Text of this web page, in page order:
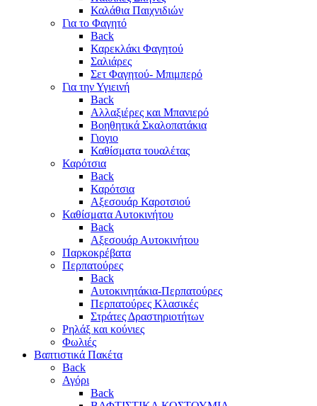
Καλάθια Παιχνιδιών
Για το Φαγητό
Back
Καρεκλάκι Φαγητού
Σαλιάρες
Σετ Φαγητού- Μπιμπερό
Για την Υγιεινή
Back
Αλλαξιέρες και Μπανιερό
Βοηθητικά Σκαλοπατάκια
Γιογιο
Καθίσματα τουαλέτας
Καρότσια
Back
Καρότσια
Αξεσουάρ Καροτσιού
Καθίσματα Αυτοκινήτου
Back
Αξεσουάρ Αυτοκινήτου
Παρκοκρέβατα
Περπατούρες
Back
Αυτοκινητάκια-Περπατούρες
Περπατούρες Κλασικές
Στράτες Δραστηριοτήτων
Ρηλάξ και κούνιες
Φωλιές
Βαπτιστικά Πακέτα
Back
Αγόρι
Back